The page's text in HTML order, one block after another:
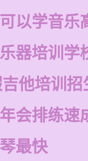
以学音乐
器培训学
他培训招
会排练速
最快